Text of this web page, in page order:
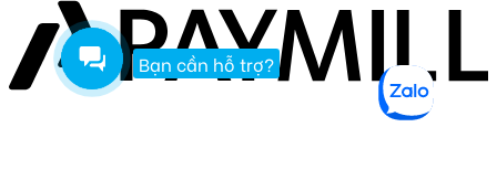
Bạn cần hỗ trợ?